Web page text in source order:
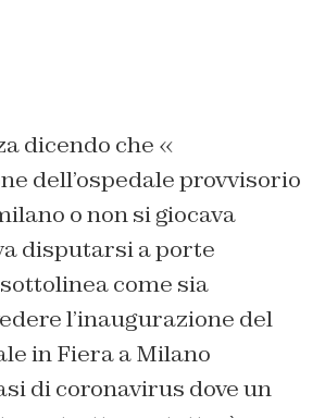
dicendo che «
dell’ospedale provvisorio
o non si giocava
disputarsi a porte
come sia
l’inaugurazione del
in Fiera a Milano
di coronavirus dove un